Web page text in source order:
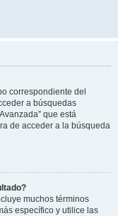
correspondiente del
a búsquedas
que está
de acceder a la búsqueda
muchos términos
específico y utilice las